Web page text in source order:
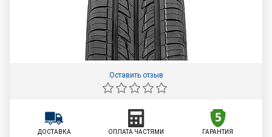
Оставить отзыв
ДОСТАВКА
ОПЛАТА ЧАСТЯМИ
ГАРАНТИЯ